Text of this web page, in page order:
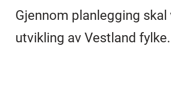
Gjennom planlegging
utvikling av Vestland fylke.